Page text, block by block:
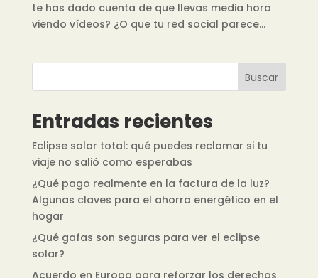
te has dado cuenta de que llevas media hora
viendo vídeos? ¿O que tu red social parece...
Buscar
Entradas recientes
Eclipse solar total: qué puedes reclamar si tu
viaje no salió como esperabas
¿Qué pago realmente en la factura de la luz?
Algunas claves para el ahorro energético en el
hogar
¿Qué gafas son seguras para ver el eclipse
solar?